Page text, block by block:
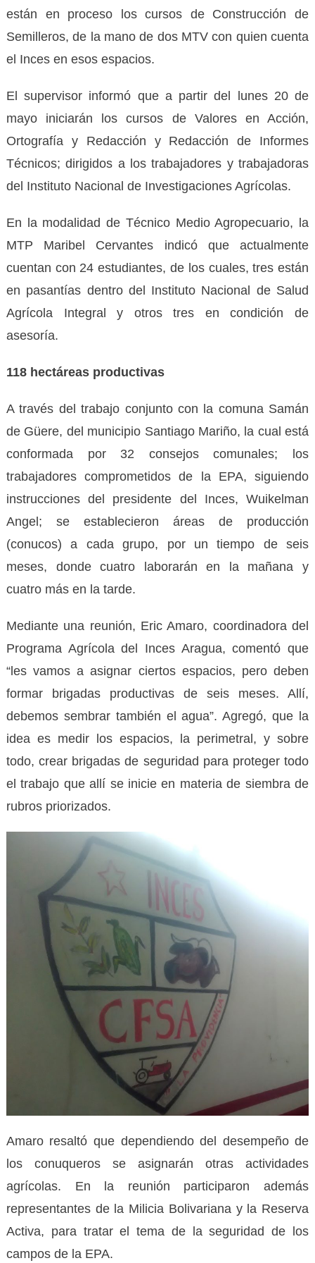
están en proceso los cursos de Construcción de
Semilleros, de la mano de dos MTV con quien cuenta
el Inces en esos espacios.
El supervisor informó que a partir del lunes 20 de
mayo iniciarán los cursos de Valores en Acción,
Ortografía y Redacción y Redacción de Informes
Técnicos; dirigidos a los trabajadores y trabajadoras
del Instituto Nacional de Investigaciones Agrícolas.
En la modalidad de Técnico Medio Agropecuario, la
MTP Maribel Cervantes indicó que actualmente
cuentan con 24 estudiantes, de los cuales, tres están
en pasantías dentro del Instituto Nacional de Salud
Agrícola Integral y otros tres en condición de
asesoría.
118 hectáreas productivas
A través del trabajo conjunto con la comuna Samán
de Güere, del municipio Santiago Mariño, la cual está
conformada por 32 consejos comunales; los
trabajadores comprometidos de la EPA, siguiendo
instrucciones del presidente del Inces, Wuikelman
Angel; se establecieron áreas de producción
(conucos) a cada grupo, por un tiempo de seis
meses, donde cuatro laborarán en la mañana y
cuatro más en la tarde.
Mediante una reunión, Eric Amaro, coordinadora del
Programa Agrícola del Inces Aragua, comentó que
“les vamos a asignar ciertos espacios, pero deben
formar brigadas productivas de seis meses. Allí,
debemos sembrar también el agua”. Agregó, que la
idea es medir los espacios, la perimetral, y sobre
todo, crear brigadas de seguridad para proteger todo
el trabajo que allí se inicie en materia de siembra de
rubros priorizados.
Amaro resaltó que dependiendo del desempeño de
los conuqueros se asignarán otras actividades
agrícolas. En la reunión participaron además
representantes de la Milicia Bolivariana y la Reserva
Activa, para tratar el tema de la seguridad de los
campos de la EPA.